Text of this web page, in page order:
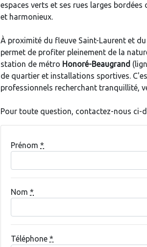
espaces verts et ses rues larges
et harmonieux.
À proximité du fleuve Saint-Laurent et
permet de profiter pleinement de la
station de métro Honoré-Beaugrand
de quartier et installations sportives.
professionnels recherchant tranquillité,
Pour toute question, contactez-nous ci-
Prénom *
Nom *
Téléphone *